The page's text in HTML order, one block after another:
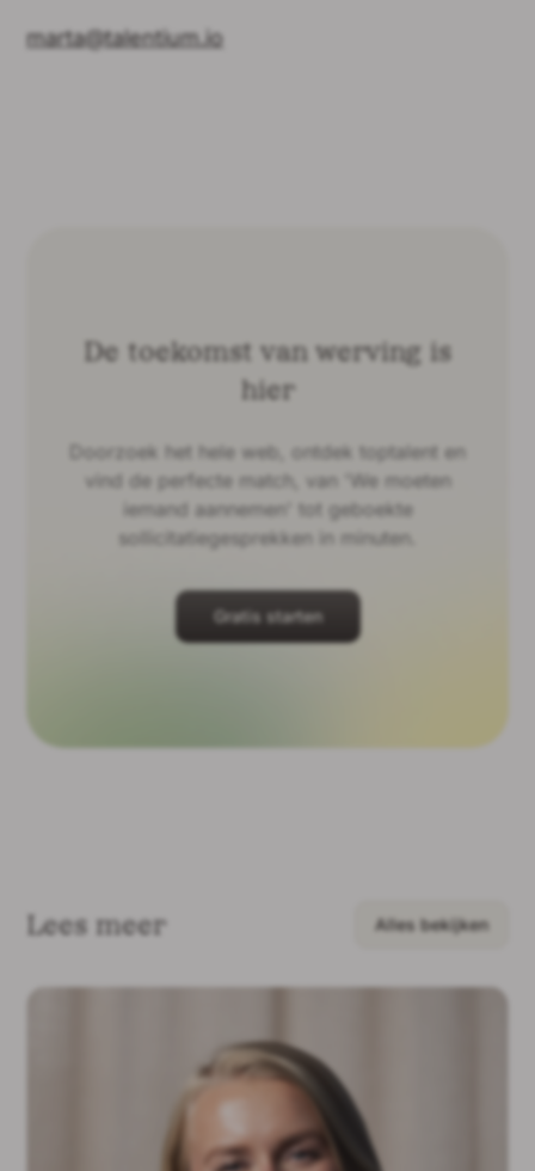
marta@talentium.io
De toekomst van werving is
hier
Doorzoek het hele web, ontdek toptalent en
vind de perfecte match, van 'We moeten
iemand aannemen' tot geboekte
sollicitatiegesprekken in minuten.
Gratis starten
Lees meer Alles bekijken